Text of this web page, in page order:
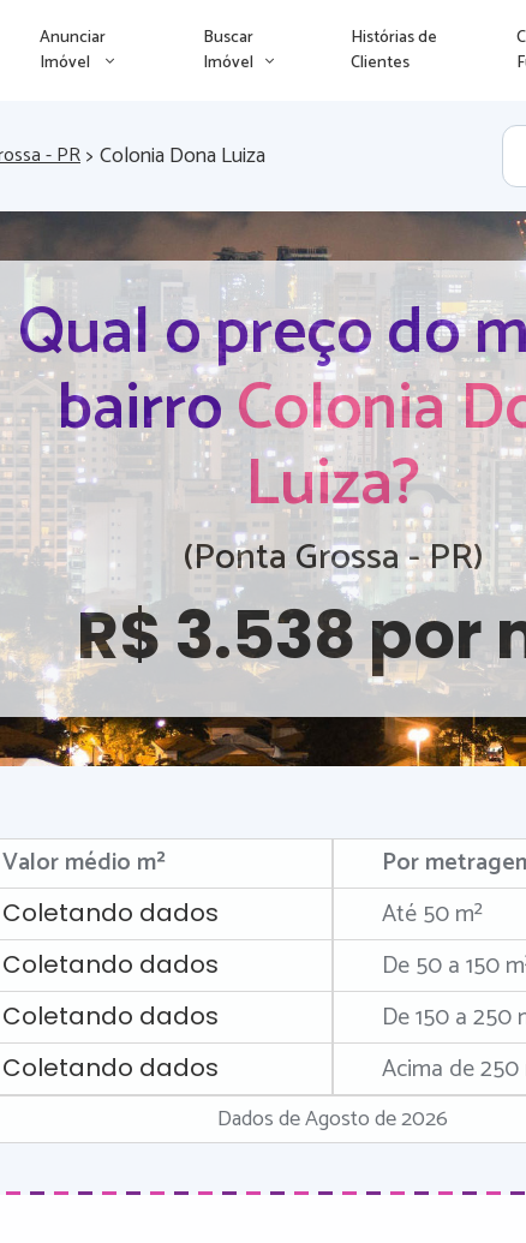
Anunciar
Imóvel
Buscar
Imóvel
Histórias de
Clientes
- PR> Colonia Dona Luiza
Qual o preço do
bairroColonia
Luiza?
(Ponta Grossa - PR)
R$ 3.538 por
Valor médio m²
Coletando dados
Coletando dados
Coletando dados
Coletando dados
Por
Até 50 m²
De 50 a 150
De 150 a 250
Acima de 250
Dados de Agosto de 2026